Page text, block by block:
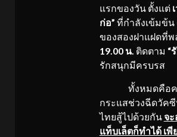
แรกของวัน ตั้งแต่
ก่อ” ที่กำลังเข้มข้น
ของสองฝาแฝดที่พ
19.00 น. ติดตาม “
รักสนุกมีครบรส
ทั้งหมดคือความ
กระแสช่วงฉีดวัคซี
ไทยสู้ไปด้วยกันจ
แท็บเล็ตก็ทำได้ เพี